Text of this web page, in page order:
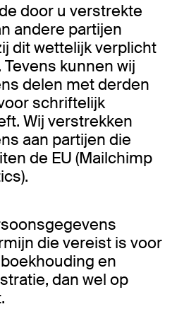
door u verstrekte
andere partijen
dit wettelijk verplicht
kunnen wij
delen met derden
schriftelijk
Wij verstrekken
aan partijen die
de EU (Mailchimp
die vereist is voor
en
dan wel op